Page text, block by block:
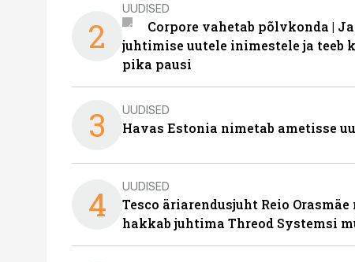
2
UUDISED
Corpore vahetab põlvkonda |
juhtimise uutele inimestele ja teeb
pika pausi
3 UUDISED
Havas Estonia nimetab ametisse
4 UUDISED
Tesco äriarendusjuht Reio Orasmäe
hakkab juhtima Threod Systemsi